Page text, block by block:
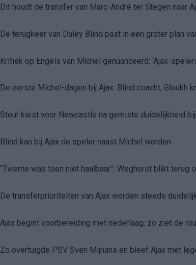
Dit houdt de transfer van Marc-André ter Stegen naar
De terugkeer van Daley Blind past in een groter plan
Kritiek op Engels van Míchel genuanceerd: ‘Ajax-
Steur kiest voor Newcastle na gemiste duidelijkheid bij
Blind kan bij Ajax de speler naast Míchel worden
“Twente was toen niet haalbaar”: Weghorst blikt terug
De transferprioriteiten van Ajax worden steeds
Ajax begint voorbereiding met nederlaag: zo ziet de
Zo overtuigde PSV Sven Mijnans en bleef Ajax met